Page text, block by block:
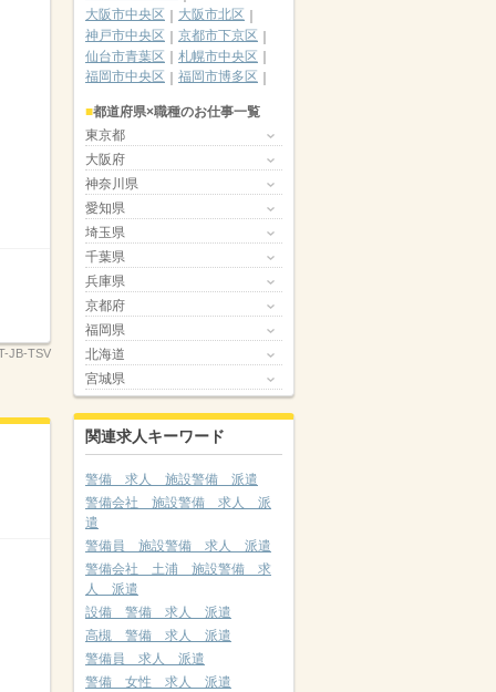
JB-TSV
大阪市中央区
大阪市北区
神戸市中央区
京都市下京区
仙台市青葉区
札幌市中央区
福岡市中央区
福岡市博多区
都道府県×職種のお仕事一覧
東京都
大阪府
神奈川県
愛知県
埼玉県
千葉県
兵庫県
京都府
福岡県
北海道
宮城県
関連求人キーワード
警備 求人 施設警備 派遣
警備会社 施設警備 求人 派
遣
警備員 施設警備 求人 派遣
警備会社 土浦 施設警備 求
人 派遣
設備 警備 求人 派遣
高槻 警備 求人 派遣
警備員 求人 派遣
警備 女性 求人 派遣